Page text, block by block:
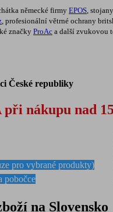
německé firmy EPOS,
, profesionální větrné ochrany
značky ProAc a další zvukovou
České republiky
nákupu nad
pro vybrané produkty)
pobočce
na Slovensko